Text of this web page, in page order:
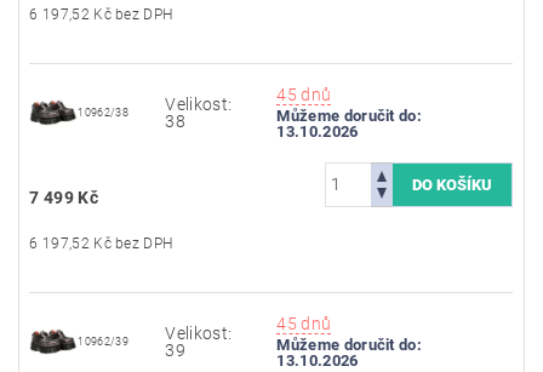
6 197,52 Kč bez DPH
10962/38
Velikost:
38
45 dnů
Můžeme doručit do:
13.10.2026
7 499 Kč
6 197,52 Kč bez DPH
10962/39
Velikost:
39
45 dnů
Můžeme doručit do:
13.10.2026